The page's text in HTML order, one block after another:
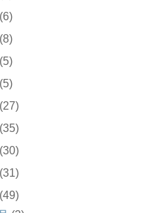
(6)
(8)
(5)
(5)
(27)
(35)
(30)
(31)
(49)